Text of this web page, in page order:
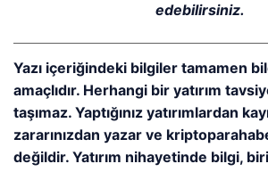
edebilirsiniz.
Yazı içeriğindeki bilgiler tamamen
amaçlıdır. Herhangi bir yatırım
taşımaz. Yaptığınız yatırımlardan
zararınızdan yazar ve
değildir. Yatırım nihayetinde bilgi,